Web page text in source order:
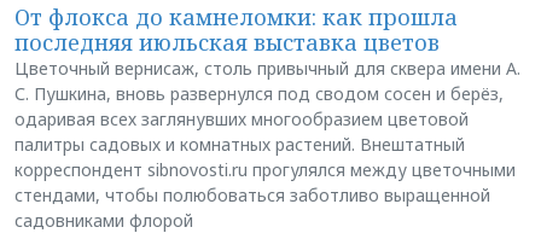
От флокса до камнеломки: как прошла
последняя июльская выставка цветов
Цветочный вернисаж, столь привычный для сквера имени А.
С. Пушкина, вновь развернулся под сводом сосен и берёз,
одаривая всех заглянувших многообразием цветовой
палитры садовых и комнатных растений. Внештатный
корреспондент sibnovosti.ru прогулялся между цветочными
стендами, чтобы полюбоваться заботливо выращенной
садовниками флорой